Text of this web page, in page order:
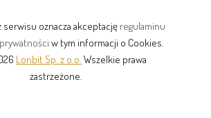
serwisu oznacza akceptację regulaminu
w tym informacji o Cookies.
Lonbit Sp. z o.o. Wszelkie prawa
zastrzeżone.